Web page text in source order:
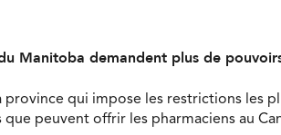
Manitoba demandent plus de
province qui impose les restrictions les
que peuvent offrir les pharmaciens au